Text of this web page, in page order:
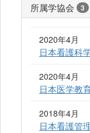
所属学協会 3
2020年4月
日本看護科
2020年4月
日本医学教
2018年4月
日本看護管